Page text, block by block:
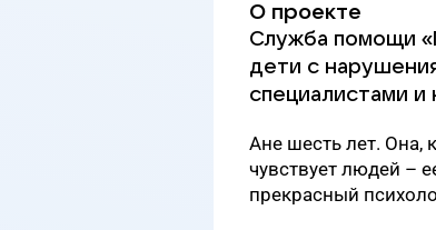
О проекте
Служба помощи
дети с
специалистами и
Ане шесть лет. Она,
чувствует людей –
прекрасный